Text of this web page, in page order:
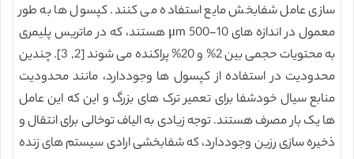
سازی عامل شفابخش مایع استفاده می کنند. کپسول ها به طور
معمول در اندازه های 10-500 μm هستند، که در ماتریس پلیمری
به محتویات حجمی بین 2% و 20% پراکنده می شوند [2, 3]. چندین
محدودیت در استفاده از کپسول ها وجوددارد، مانند محدودیت
منابع سیال خودشفا برای تعمیر ترک های بزرگ و این که این عامل
ها یک بار مصرف هستند. توجه زیادی به الیاف توخالی برای انتقال و
ذخیره سازی رزین وجوددارد، که شفابخشی ارادی سیستم های زنده